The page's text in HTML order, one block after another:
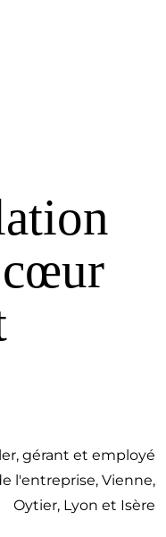
cœur